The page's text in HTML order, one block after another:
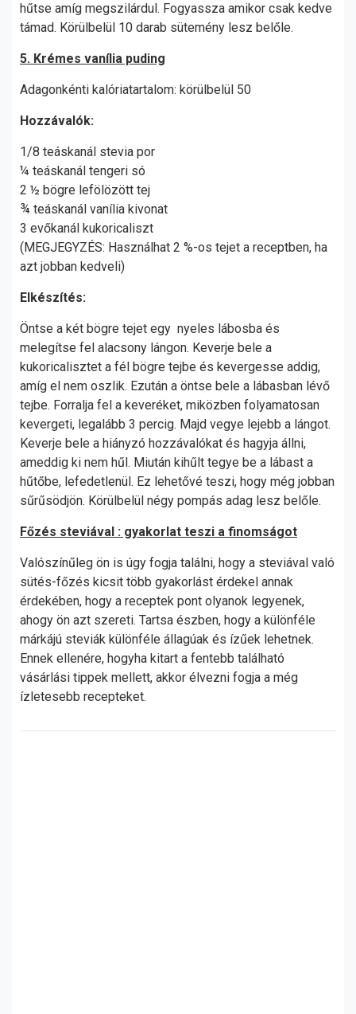
hűtse amíg megszilárdul. Fogyassza amikor csak kedve
támad. Körülbelül 10 darab sütemény lesz belőle.
5. Krémes vanília puding
Adagonkénti kalóriatartalom: körülbelül 50
Hozzávalók:
1/8 teáskanál stevia por
¼ teáskanál tengeri só
2 ½ bögre lefölözött tej
¾ teáskanál vanília kivonat
3 evőkanál kukoricaliszt
(MEGJEGYZÉS: Használhat 2 %-os tejet a receptben, ha
azt jobban kedveli)
Elkészítés:
Öntse a két bögre tejet egy nyeles lábosba és
melegítse fel alacsony lángon. Keverje bele a
kukoricalisztet a fél bögre tejbe és kevergesse addig,
amíg el nem oszlik. Ezután a öntse bele a lábasban lévő
tejbe. Forralja fel a keveréket, miközben folyamatosan
kevergeti, legalább 3 percig. Majd vegye lejebb a lángot.
Keverje bele a hiányzó hozzávalókat és hagyja állni,
ameddig ki nem hűl. Miután kihűlt tegye be a lábast a
hűtőbe, lefedetlenül. Ez lehetővé teszi, hogy még jobban
sűrűsödjön. Körülbelül négy pompás adag lesz belőle.
Főzés steviával : gyakorlat teszi a finomságot
Valószínűleg ön is úgy fogja találni, hogy a steviával való
sütés-főzés kicsit több gyakorlást érdekel annak
érdekében, hogy a receptek pont olyanok legyenek,
ahogy ön azt szereti. Tartsa észben, hogy a különféle
márkájú steviák különféle állagúak és ízűek lehetnek.
Ennek ellenére, hogyha kitart a fentebb található
vásárlási tippek mellett, akkor élvezni fogja a még
ízletesebb recepteket.